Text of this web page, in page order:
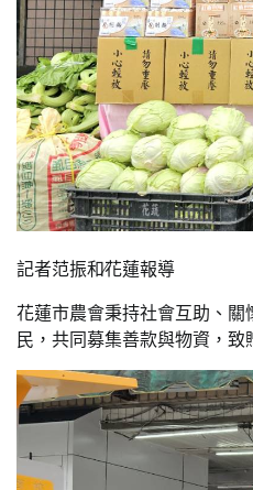
記者范振和∕花蓮報導
花蓮市農會秉持社會互助、
民，共同募集善款與物資，